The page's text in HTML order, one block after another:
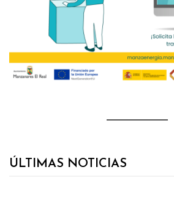
ÚLTIMAS NOTICIAS